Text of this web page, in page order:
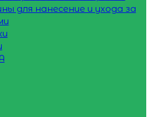
для нанесение и ухода за